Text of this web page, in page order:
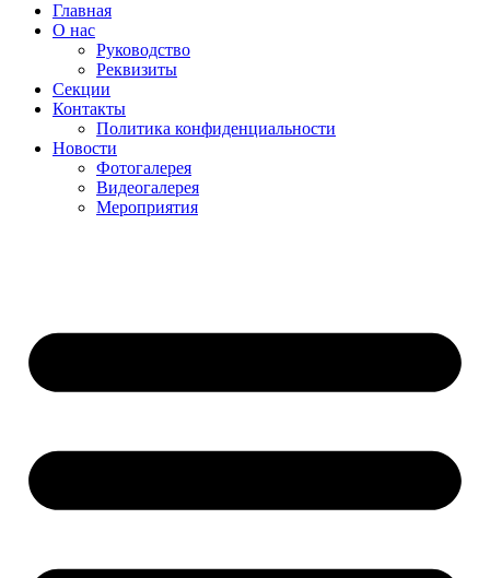
Главная
О нас
Руководство
Реквизиты
Секции
Контакты
Политика конфиденциальности
Новости
Фотогалерея
Видеогалерея
Мероприятия